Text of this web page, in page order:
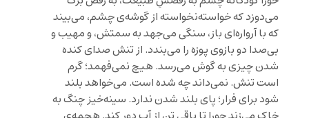
می‌دوزد که خواسته‌نخواسته از گوشه‌ی چشم، می‌بیند
که با آرواره‌ای باز، سنگی می‌جهد به سمتش، و مهیب و
بی‌صدا دو بازوی پوزه را می‌بندد. از تنش صدای کنده
شدن چیزی به گوش می‌رسد. هیچ نمی‌فهمد؛ گرم
است تنش. نمی‌داند چه شده است. می‌خواهد بلند
شود برای فرار؛ پای بلند شدن ندارد. سینه‌خیز چنگ به